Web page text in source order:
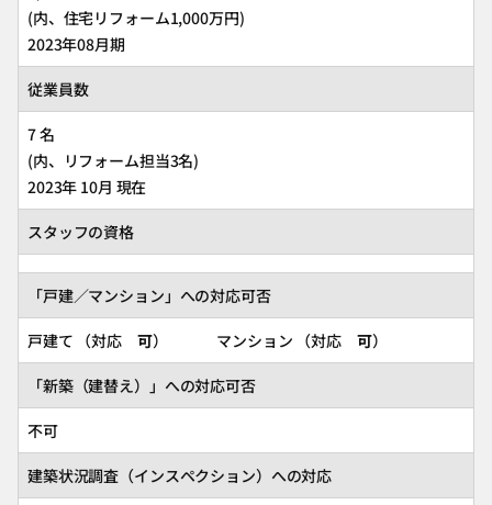
(内、住宅リフォーム1,000万円)
2023年08月期
従業員数
7 名
(内、リフォーム担当3名)
2023年 10月 現在
スタッフの資格
「戸建／マンション」への対応可否
戸建て （対応 可） マンション （対応 可）
「新築（建替え）」への対応可否
不可
建築状況調査（インスペクション）への対応